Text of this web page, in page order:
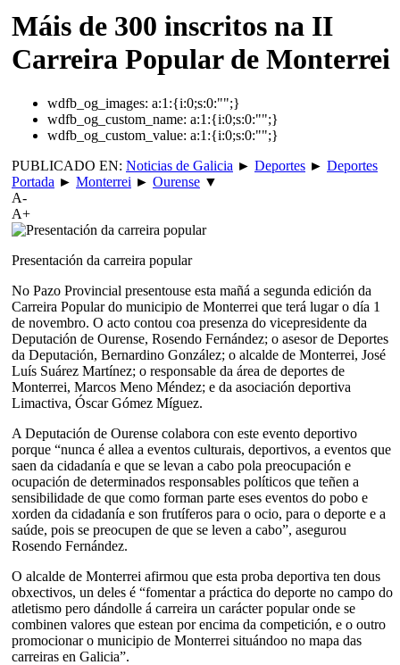
Máis de 300 inscritos na II
Carreira Popular de Monterrei
wdfb_og_images: a:1:{i:0;s:0:"";}
wdfb_og_custom_name: a:1:{i:0;s:0:"";}
wdfb_og_custom_value: a:1:{i:0;s:0:"";}
PUBLICADO EN: Noticias de Galicia ► Deportes ► Deportes
Portada ► Monterrei ► Ourense ▼
A-
A+
Presentación da carreira popular
No Pazo Provincial presentouse esta mañá a segunda edición da
Carreira Popular do municipio de Monterrei que terá lugar o día 1
de novembro. O acto contou coa presenza do vicepresidente da
Deputación de Ourense, Rosendo Fernández; o asesor de Deportes
da Deputación, Bernardino González; o alcalde de Monterrei, José
Luís Suárez Martínez; o responsable da área de deportes de
Monterrei, Marcos Meno Méndez; e da asociación deportiva
Limactiva, Óscar Gómez Míguez.
A Deputación de Ourense colabora con este evento deportivo
porque “nunca é allea a eventos culturais, deportivos, a eventos que
saen da cidadanía e que se levan a cabo pola preocupación e
ocupación de determinados responsables políticos que teñen a
sensibilidade de que como forman parte eses eventos do pobo e
xorden da cidadanía e son frutíferos para o ocio, para o deporte e a
saúde, pois se preocupen de que se leven a cabo”, asegurou
Rosendo Fernández.
O alcalde de Monterrei afirmou que esta proba deportiva ten dous
obxectivos, un deles é “fomentar a práctica do deporte no campo do
atletismo pero dándolle á carreira un carácter popular onde se
combinen valores que estean por encima da competición, e o outro
promocionar o municipio de Monterrei situándoo no mapa das
carreiras en Galicia”.